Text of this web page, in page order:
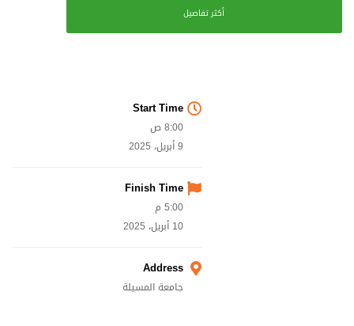
أكثر تفاصيل
Start Time
8:00 ص
9 أبريل، 2025
Finish Time
5:00 م
10 أبريل، 2025
Address
جامعة المسيلة